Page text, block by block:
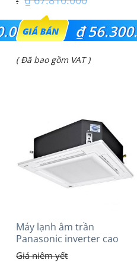
Giá
là:
₫
Giá
( Đã bao gồm VAT )
Máy lạnh âm trần
Panasonic inverter cao
cấp (2.0 Hp) S-
1821PU3HA/U-18PRH1H5